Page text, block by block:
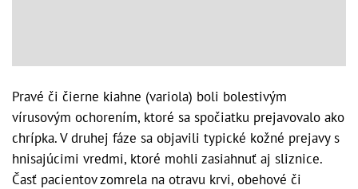
Pravé či čierne kiahne (variola) boli bolestivým
vírusovým ochorením, ktoré sa spočiatku prejavovalo ako
chrípka. V druhej fáze sa objavili typické kožné prejavy s
hnisajúcimi vredmi, ktoré mohli zasiahnuť aj sliznice.
Časť pacientov zomrela na otravu krvi, obehové či